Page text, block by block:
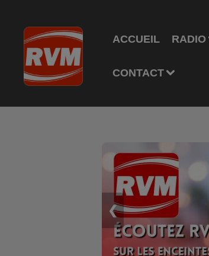
ACCUEIL RADIO
CONTACT
❮